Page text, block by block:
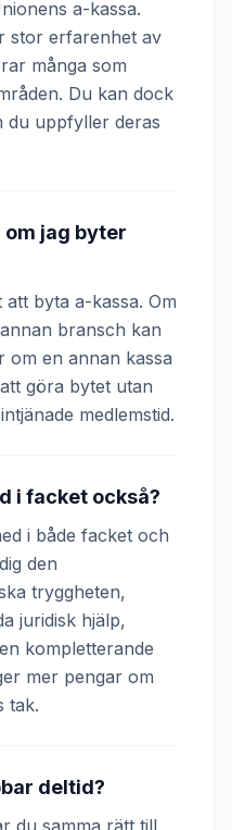
a-kassa.
stor erfarenhet av
många som
Du kan dock
du uppfyller deras
om jag byter
byta a-kassa. Om
bransch kan
om en annan kassa
göra bytet utan
medlemstid.
i facket också?
i både facket och
den
tryggheten,
juridisk hjälp,
kompletterande
mer pengar om
tak.
deltid?
du samma rätt till